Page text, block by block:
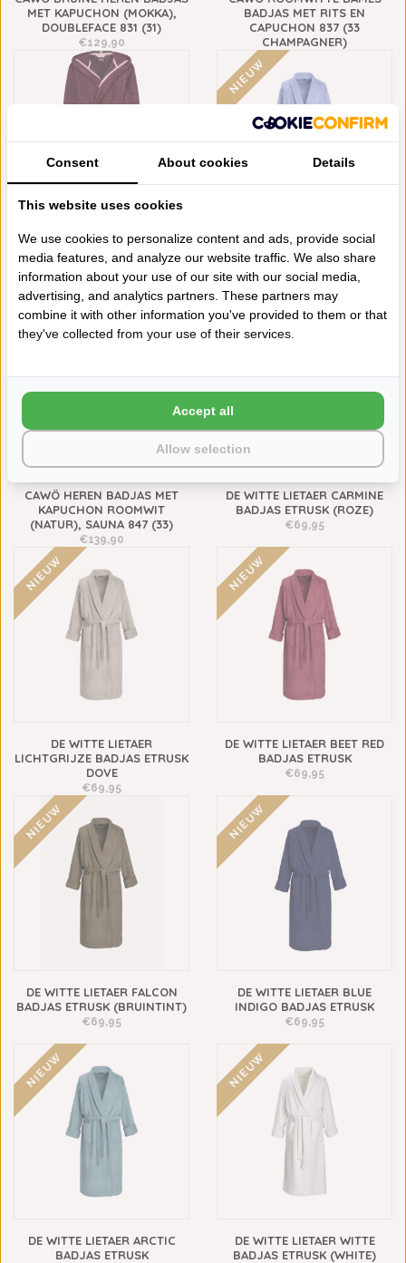
MET KAPUCHON (MOKKA),
DOUBLEFACE 831 (31)
€129,90
BADJAS MET RITS EN
CAPUCHON 837 (33
CHAMPAGNER)
€129,90
CAWÖ DAMES BADJAS
BURGUND, 825 (BURGUND
88)
€129,90
NIEUW
DE WITTE LIETAER SKY BLUE
BADJAS ETRUSK
€69,95
CAWÖ HEREN BADJAS MET
KAPUCHON ROOMWIT
(NATUR), SAUNA 847 (33)
€139,90
NIEUW
DE WITTE LIETAER CARMINE
BADJAS ETRUSK (ROZE)
€69,95
NIEUW
DE WITTE LIETAER
LICHTGRIJZE BADJAS ETRUSK
DOVE
€69,95
NIEUW
DE WITTE LIETAER BEET RED
BADJAS ETRUSK
€69,95
NIEUW
DE WITTE LIETAER FALCON
BADJAS ETRUSK (BRUINTINT)
€69,95
NIEUW
DE WITTE LIETAER BLUE
INDIGO BADJAS ETRUSK
€69,95
NIEUW
DE WITTE LIETAER ARCTIC
BADJAS ETRUSK
NIEUW
DE WITTE LIETAER WITTE
BADJAS ETRUSK (WHITE)
Consent About cookies Details
This website uses cookies
We use cookies to personalize content and ads, provide social
media features, and analyze our website traffic. We also share
information about your use of our site with our social media,
advertising, and analytics partners. These partners may
combine it with other information you've provided to them or that
they've collected from your use of their services.
Allow selection
Accept all